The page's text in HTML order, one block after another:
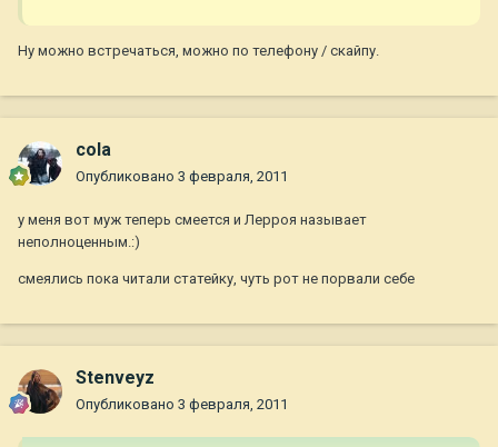
Ну можно встречаться, можно по телефону / скайпу.
cola
Опубликовано 3 февраля, 2011
у меня вот муж теперь смеется и Лерроя называет
неполноценным.:)
смеялись пока читали статейку, чуть рот не порвали себе
Stenveyz
Опубликовано 3 февраля, 2011